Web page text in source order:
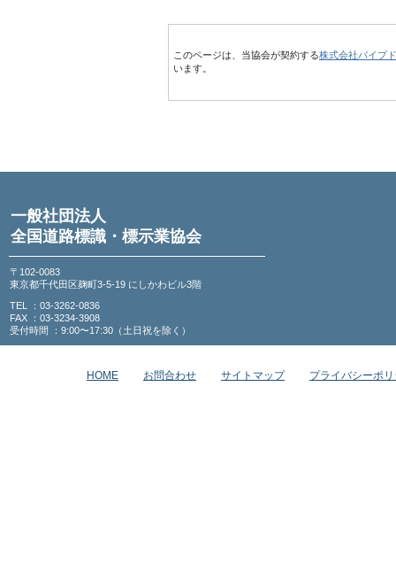
このページは、当協会が契約する株式会社パイプ
います。
一般社団法人
全国道路標識・標示業協会
〒102-0083
東京都千代田区麹町3-5-19 にしかわビル3階
TEL ：03-3262-0836
FAX ：03-3234-3908
受付時間 ：9:00〜17:30（土日祝を除く）
HOME お問合わせ サイトマップ プライバシーポ